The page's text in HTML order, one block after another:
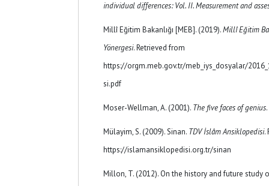
individual differences: Vol. II. Measurement and
Millî Eğitim Bakanlığı [MEB]. (2019).Millî Eğitim
Yönergesi. Retrieved from
https://orgm.meb.gov.tr/meb_iys_dosyalar/
si.pdf
Moser-Wellman, A. (2001). The five faces of genius
Mülayim, S. (2009). Sinan. TDV İslâm Ansiklopedisi.
https://islamansiklopedisi.org.tr/sinan
Millon, T. (2012). On the history and future study